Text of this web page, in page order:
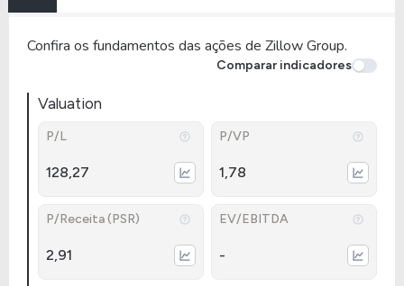
Confira os fundamentos das ações de Zillow Group.
Comparar indicadores
Valuation
P/L
128,27
P/VP
1,78
P/Receita (PSR)
2,91
EV/EBITDA
-